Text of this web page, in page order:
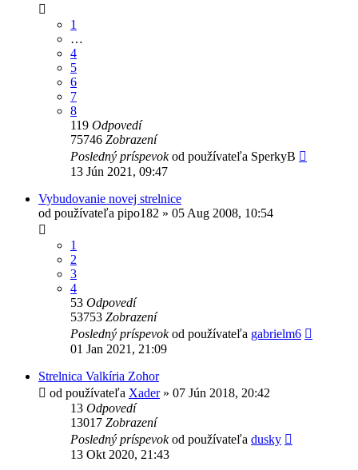
1
…
4
5
6
7
8
119 Odpovedí
75746 Zobrazení
Posledný príspevokod používateľa SperkyB
13 Jún 2021, 09:47
Vybudovanie novej strelnice
od používateľa pipo182 » 05 Aug 2008, 10:54
1
2
3
4
53 Odpovedí
53753 Zobrazení
Posledný príspevokod používateľa gabrielm6
01 Jan 2021, 21:09
Strelnica Valkíria Zohor
od používateľa Xader» 07 Jún 2018, 20:42
13 Odpovedí
13017 Zobrazení
Posledný príspevokod používateľa dusky
13 Okt 2020, 21:43